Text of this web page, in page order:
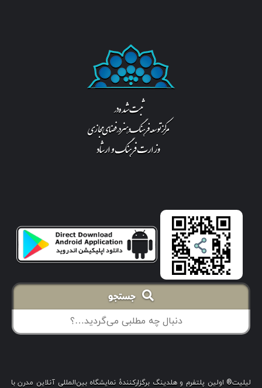
جستجو
لیلیت® اولین پلتفرم و هلدینگ برگزارکنندهٔ نمایشگاه بین‌المللی آنلاین مدرن با